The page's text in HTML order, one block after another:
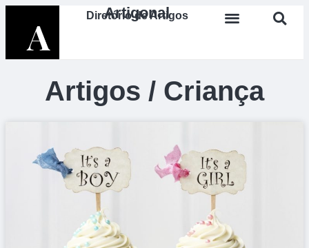
Artigonal
Diretório de Artigos
Artigos / Criança